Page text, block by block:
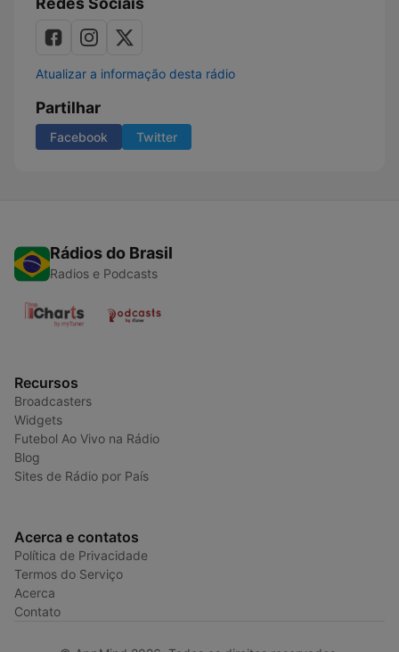
Atualizar a informação desta rádio
Partilhar
Facebook Twitter
Rádios do Brasil
Radios e Podcasts
Recursos
Broadcasters
Widgets
Futebol Ao Vivo na Rádio
Blog
Sites de Rádio por País
Acerca e contatos
Política de Privacidade
Termos do Serviço
Acerca
Contato